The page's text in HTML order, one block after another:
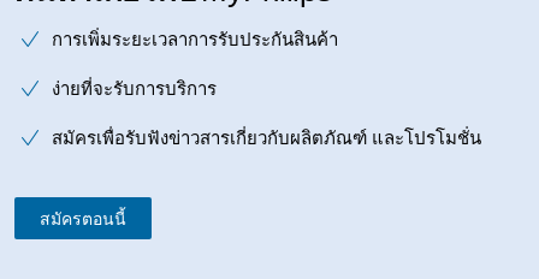
การเพิ่มระยะเวลาการรับประกันสินค้า
ง่ายที่จะรับการบริการ
สมัครเพื่อรับฟังข่าวสารเกี่ยวกับผลิตภัณฑ์ และโปรโมชั่น
สมัครตอนนี้